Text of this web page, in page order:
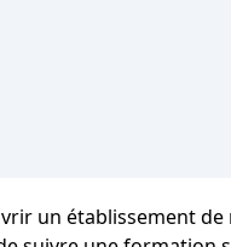
un établissement